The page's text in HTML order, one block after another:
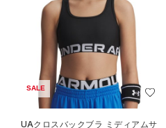
SALE
UAクロスバックブラ ミディアムサ